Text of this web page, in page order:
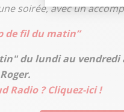
soirée, avec un
de fil du matin”
du lundi au vendredi
Radio ? Cliquez-ici !